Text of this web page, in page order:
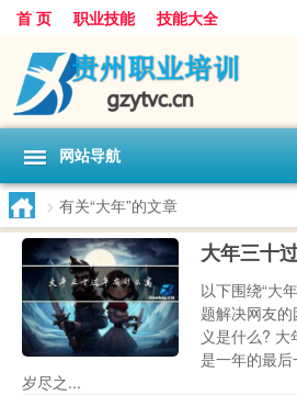
首 页 职业技能 技能大全
网站导航
> 有关“大年”的文章
大年三十
以下围绕“大
题解决网友
义是什么? 大
是一年的最
岁尽之...